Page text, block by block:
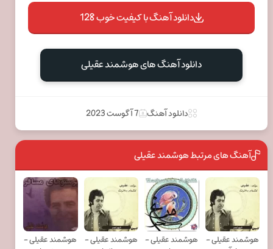
دانلود آهنگ با کیفیت خوب 128
دانلود آهنگ های هوشمند عقیلی
دانلود آهنگ 7 آگوست 2023
آهنگ های مرتبط هوشمند عقیلی
هوشمند عقیلی -
هوشمند عقیلی -
هوشمند عقیلی -
هوشمند عقیلی -